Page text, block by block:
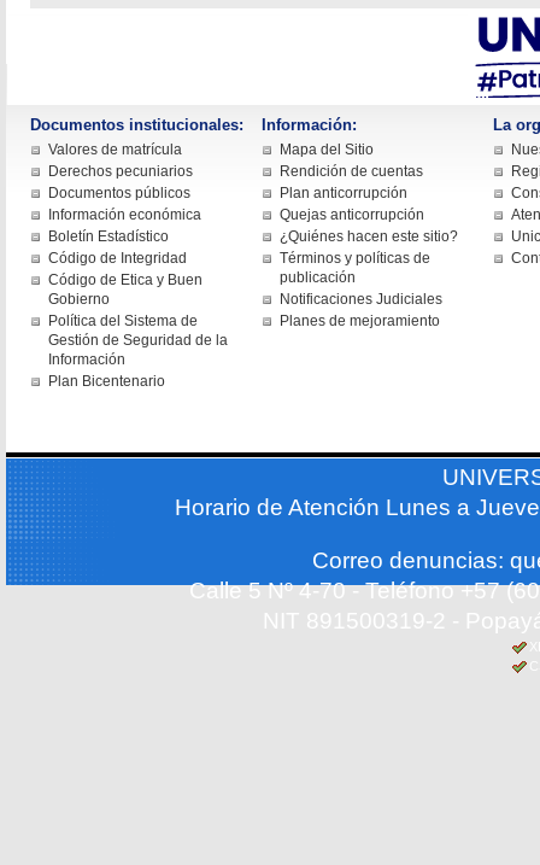
Documentos institucionales:
Valores de matrícula
Derechos pecuniarios
Documentos públicos
Información económica
Boletín Estadístico
Código de Integridad
Código de Etica y Buen
Gobierno
Política del Sistema de
Gestión de Seguridad de la
Información
Plan Bicentenario
Información:
Mapa del Sitio
Rendición de cuentas
Plan anticorrupción
Quejas anticorrupción
¿Quiénes hacen este sitio?
Términos y políticas de
publicación
Notificaciones Judiciales
Planes de mejoramiento
La
Horario de Atención Lunes a
Correo denuncias:
Calle 5 Nº 4-70 - Teléfono +57
NIT 891500319-2 -